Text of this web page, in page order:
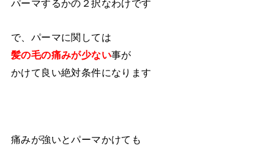
パーマするかの２択なわけです
で、パーマに関しては
髪の毛の痛みが少ない事が
かけて良い絶対条件になります
痛みが強いとパーマかけても